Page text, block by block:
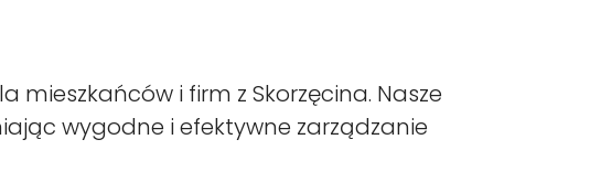
mieszkańców i firm z Skorzęcina. Nasze
wygodne i efektywne zarządzanie